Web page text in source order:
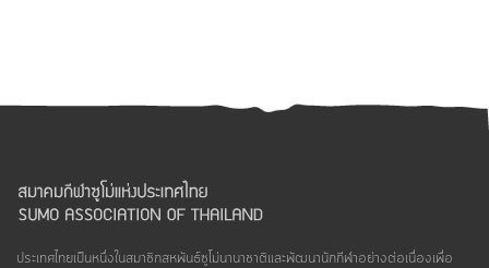
ประเทศไทยเป็นหนึ่งในสมาชิกสหพันธ์ซูโม่นานาชาติและพัฒนานักกีฬาอย่างต่อเนื่องเพื่อ